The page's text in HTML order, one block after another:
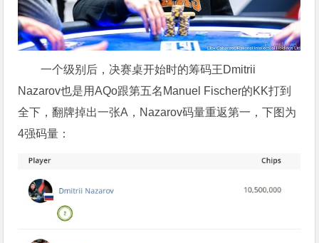
一个级别后，决赛桌开始时的筹码王Dmitrii
Nazarov也是用AQo跟第五名Manuel Fischer的KK打到
全下，翻牌掉出一张A，Nazarov码量重返第一，下图为
4强码量：